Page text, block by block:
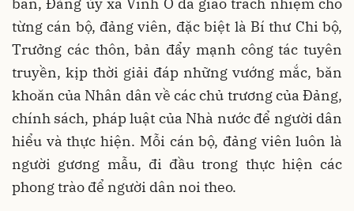
từng cán bộ, đảng viên, đặc biệt là Bí thư Chi bộ,
Trưởng các thôn, bản đẩy mạnh công tác tuyên
truyền, kịp thời giải đáp những vướng mắc, băn
khoăn của Nhân dân về các chủ trương của Đảng,
chính sách, pháp luật của Nhà nước để người dân
hiểu và thực hiện. Mỗi cán bộ, đảng viên luôn là
người gương mẫu, đi đầu trong thực hiện các
phong trào để người dân noi theo.